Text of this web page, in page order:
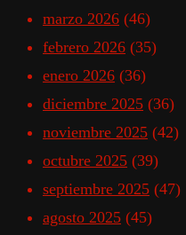
marzo 2026 (46)
febrero 2026 (35)
enero 2026 (36)
diciembre 2025 (36)
noviembre 2025 (42)
octubre 2025 (39)
septiembre 2025 (47)
agosto 2025 (45)